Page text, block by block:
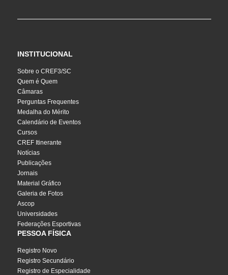
INSTITUCIONAL
Sobre o CREF3/SC
Quem é Quem
Câmaras
Perguntas Frequentes
Medalha do Mérito
Calendário de Eventos
Cursos
CREF Itinerante
Notícias
Publicações
Jornais
Material Gráfico
Galeria de Fotos
Ascop
Universidades
Federações Esportivas
PESSOA FÍSICA
Registro Novo
Registro Secundário
Registro de Especialidade